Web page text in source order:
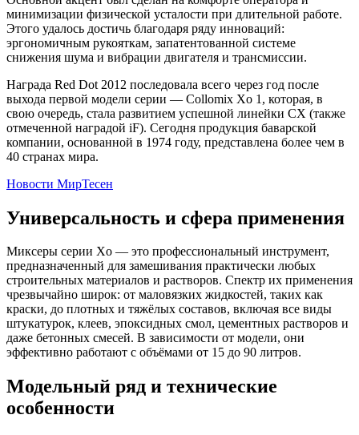
минимизации физической усталости при длительной работе.
Этого удалось достичь благодаря ряду инноваций:
эргономичным рукояткам, запатентованной системе
снижения шума и вибрации двигателя и трансмиссии.
Награда Red Dot 2012 последовала всего через год после
выхода первой модели серии — Collomix Xo 1, которая, в
свою очередь, стала развитием успешной линейки CX (также
отмеченной наградой iF). Сегодня продукция баварской
компании, основанной в 1974 году, представлена более чем в
40 странах мира.
Новости МирТесен
Универсальность и сфера применения
Миксеры серии Xo — это профессиональный инструмент,
предназначенный для замешивания практически любых
строительных материалов и растворов. Спектр их применения
чрезвычайно широк: от маловязких жидкостей, таких как
краски, до плотных и тяжёлых составов, включая все виды
штукатурок, клеев, эпоксидных смол, цементных растворов и
даже бетонных смесей. В зависимости от модели, они
эффективно работают с объёмами от 15 до 90 литров.
Модельный ряд и технические
особенности